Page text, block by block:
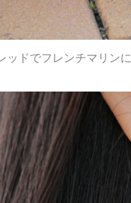
ッドでフレンチマリンに